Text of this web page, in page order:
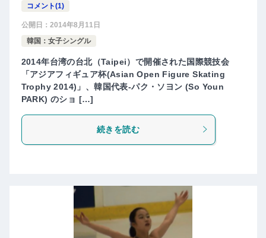
コメント(1)
公開日： 2014年8月11日
韓国：女子シングル
2014年台湾の台北（Taipei）で開催された国際競技会
「アジアフィギュア杯(Asian Open Figure Skating
Trophy 2014)」、韓国代表-パク・ソヨン (So Youn
PARK) のショ […]
続きを読む